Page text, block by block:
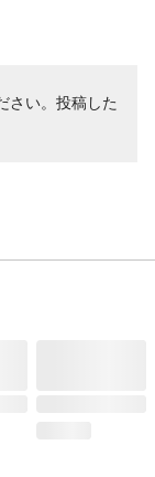
さい。投稿した